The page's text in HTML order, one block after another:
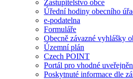
Zastupitelstvo obce
Úřední hodiny obecního
e-podatelna
Formuláře
Obecně závazné vyhlášky
Územní plán
Czech POINT
Portál pro vhodné
Poskytnuté informace dle